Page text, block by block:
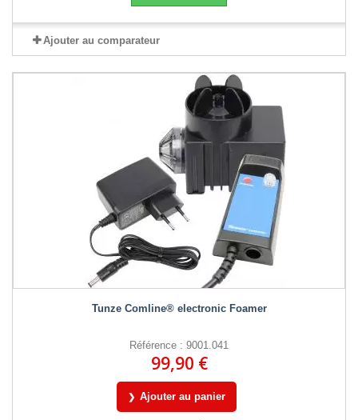
Ajouter au comparateur
Tunze Comline® electronic Foamer
Référence : 9001.041
99,90 €
Ajouter au panier